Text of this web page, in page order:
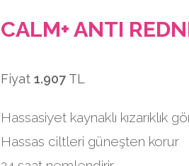
CALM+ ANTI
Fiyat 1.907TL
Hassasiyet kaynaklı kızarıklık
Hassas ciltleri güneşten korur